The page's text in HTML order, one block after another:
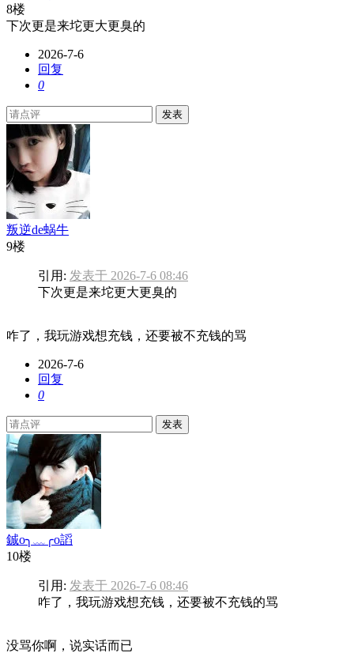
8楼
下次更是来坨更大更臭的
2026-7-6
回复
0
发表
叛逆de蜗牛
9楼
引用: 发表于 2026-7-6 08:46
下次更是来坨更大更臭的
咋了，我玩游戏想充钱，还要被不充钱的骂
2026-7-6
回复
0
发表
鋮o╮﹏╭o謟
10楼
引用: 发表于 2026-7-6 08:46
咋了，我玩游戏想充钱，还要被不充钱的骂
没骂你啊，说实话而已